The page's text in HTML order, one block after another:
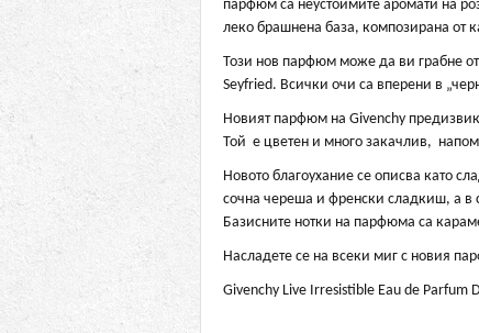
парфюм са неустоимите аромати на
леко брашнена база, композирана от
Този нов парфюм може да ви грабне от
Seyfried. Всички очи са вперени в
Новият парфюм на Givenchy
Той е цветен и много закачлив,
Новото благоухание се описва като
сочна череша и френски сладкиш, а в
Базисните нотки на парфюма са
Насладете се на всеки миг с новия
Givenchy Live Irresistible Eau de